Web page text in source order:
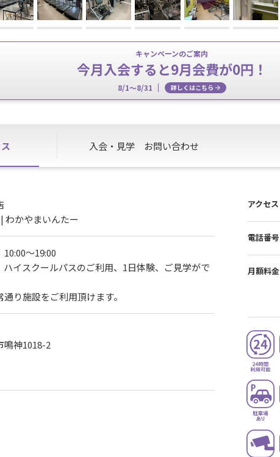
キャンペーンのご案内
今月入会すると9月会費が0円！
8/1～8/31 詳しくはこちら
入会・見学 お問い合わせ
かやまいんたー
～19:00
イスクールパスのご利用、1日体験、ご見学がで
り施設をご利用頂けます。
鳴神1018-2
アクセス
電話番号
月額料金